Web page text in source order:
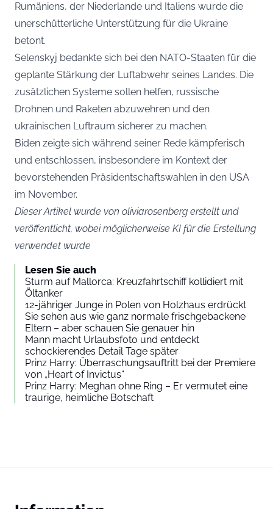
Rumäniens, der Niederlande und Italiens wurde die
unerschütterliche Unterstützung für die Ukraine
betont.
Selenskyj bedankte sich bei den NATO-Staaten für die
geplante Stärkung der Luftabwehr seines Landes. Die
zusätzlichen Systeme sollen helfen, russische
Drohnen und Raketen abzuwehren und den
ukrainischen Luftraum sicherer zu machen.
Biden zeigte sich während seiner Rede kämpferisch
und entschlossen, insbesondere im Kontext der
bevorstehenden Präsidentschaftswahlen in den USA
im November.
Dieser Artikel wurde von oliviarosenberg erstellt und
veröffentlicht, wobei möglicherweise KI für die Erstellung
verwendet wurde
Lesen Sie auch
Sturm auf Mallorca: Kreuzfahrtschiff kollidiert mit
Öltanker
12-jähriger Junge in Polen von Holzhaus erdrückt
Sie sehen aus wie ganz normale frischgebackene
Eltern – aber schauen Sie genauer hin
Mann macht Urlaubsfoto und entdeckt
schockierendes Detail Tage später
Prinz Harry: Überraschungsauftritt bei der Premiere
von „Heart of Invictus“
Prinz Harry: Meghan ohne Ring – Er vermutet eine
traurige, heimliche Botschaft